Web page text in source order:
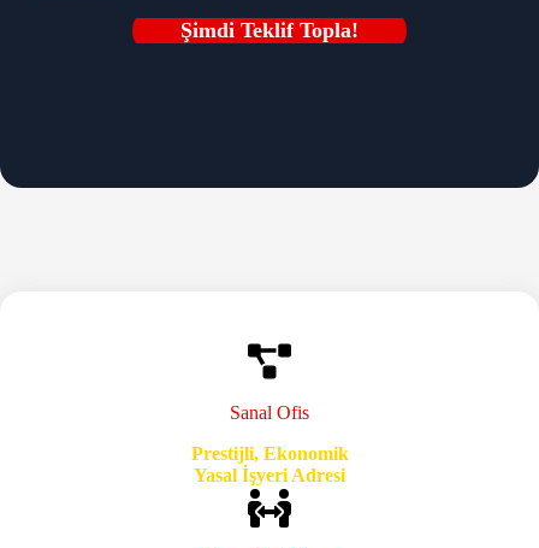
Şimdi Teklif Topla!
Sanal Ofis
Prestijli, Ekonomik
Yasal İşyeri Adresi